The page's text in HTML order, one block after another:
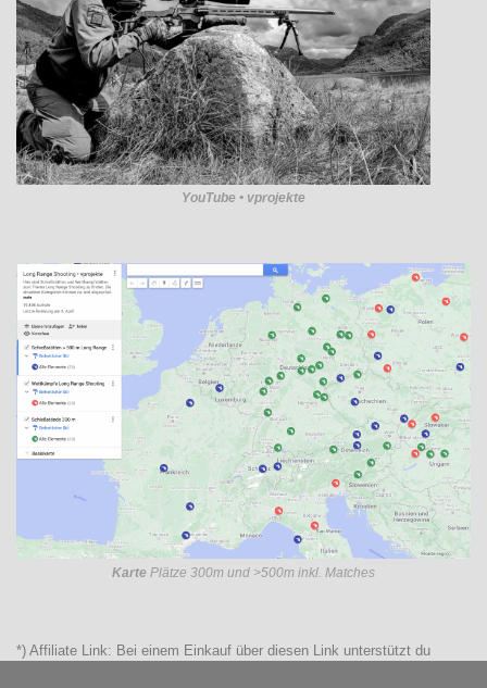
YouTube • vprojekte
Karte Plätze 300m und >500m inkl. Matches
*) Affiliate Link: Bei einem Einkauf über diesen Link unterstützt du